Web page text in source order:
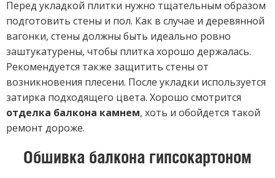
Перед укладкой плитки нужно тщательным образом
подготовить стены и пол. Как в случае и деревянной
вагонки, стены должны быть идеально ровно
заштукатурены, чтобы плитка хорошо держалась.
Рекомендуется также защитить стены от
возникновения плесени. После укладки используется
затирка подходящего цвета. Хорошо смотрится
отделка балкона камнем, хоть и обойдется такой
ремонт дороже.
Обшивка балкона гипсокартоном